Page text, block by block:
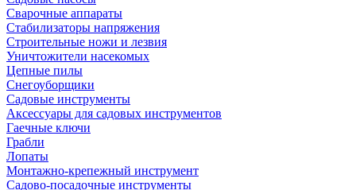
Сварочные аппараты
Стабилизаторы напряжения
Строительные ножи и лезвия
Уничтожители насекомых
Цепные пилы
Снегоуборщики
Садовые инструменты
Аксессуары для садовых инструментов
Гаечные ключи
Грабли
Лопаты
Монтажно-крепежный инструмент
Садово-посадочные инструменты